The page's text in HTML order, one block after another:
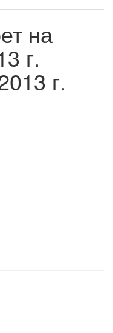
на
г.
г.